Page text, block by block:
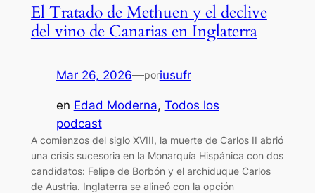
El Tratado de Methuen y el declive
del vino de Canarias en Inglaterra
Mar 26, 2026—poriusufr
en Edad Moderna, Todos los
podcast
A comienzos del siglo XVIII, la muerte de Carlos II abrió
una crisis sucesoria en la Monarquía Hispánica con dos
candidatos: Felipe de Borbón y el archiduque Carlos
de Austria. Inglaterra se alineó con la opción